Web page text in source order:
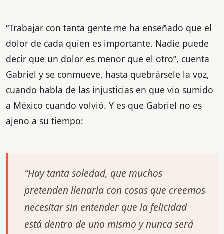
“Trabajar con tanta gente me ha enseñado que el
dolor de cada quien es importante. Nadie puede
decir que un dolor es menor que el otro”, cuenta
Gabriel y se conmueve, hasta quebrársele la voz,
cuando habla de las injusticias en que vio sumido
a México cuando volvió. Y es que Gabriel no es
ajeno a su tiempo:
“Hay tanta soledad, que muchos
pretenden llenarla con cosas que creemos
necesitar sin entender que la felicidad
está dentro de uno mismo y nunca será